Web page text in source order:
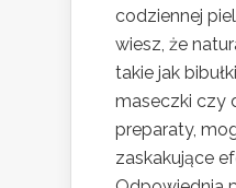
codziennej
wiesz, że
takie jak
maseczki czy
preparaty,
zaskakujące